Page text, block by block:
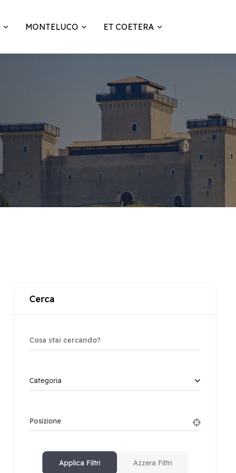
MONTELUCO ET COETERA
Cerca
Categoria
Posizione
Applica Filtri Azzera Filtri